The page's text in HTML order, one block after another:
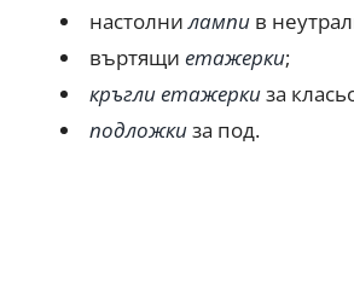
настолнилампив
въртящи етажерки;
кръгли етажеркиза
подложкиза под.